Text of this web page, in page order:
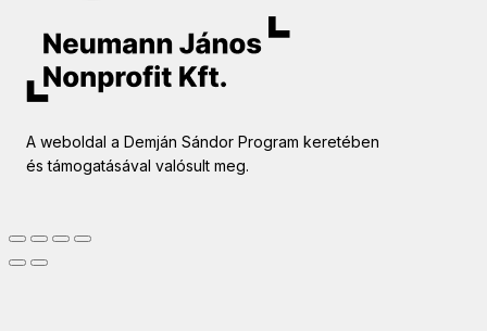
A weboldal a Demján Sándor Program keretében
és támogatásával valósult meg.